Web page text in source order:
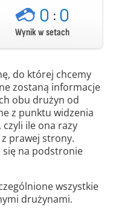
0 : 0
Wynik w setach
do której chcemy
zostaną informacje
obu drużyn od
z punktu widzenia
ile ona razy
z prawej strony.
się na podstronie
wszystkie
drużynami.